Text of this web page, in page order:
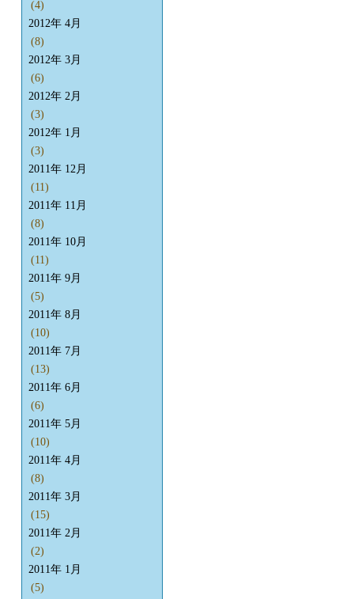
(4)
2012年 4月
(8)
2012年 3月
(6)
2012年 2月
(3)
2012年 1月
(3)
2011年 12月
(11)
2011年 11月
(8)
2011年 10月
(11)
2011年 9月
(5)
2011年 8月
(10)
2011年 7月
(13)
2011年 6月
(6)
2011年 5月
(10)
2011年 4月
(8)
2011年 3月
(15)
2011年 2月
(2)
2011年 1月
(5)